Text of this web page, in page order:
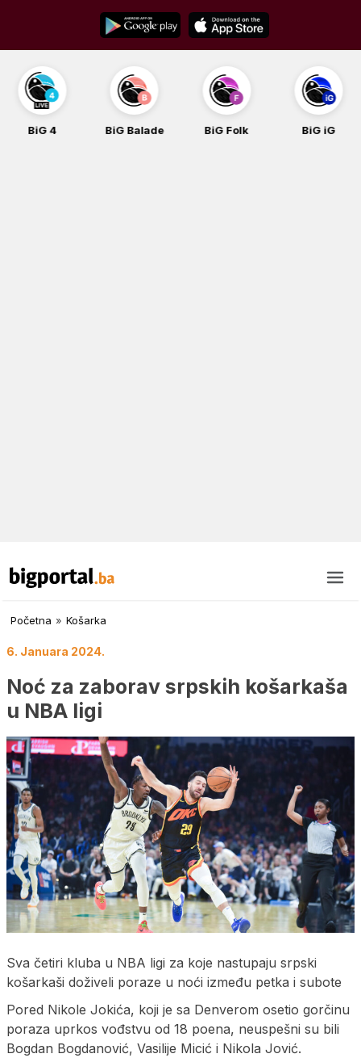
content
BiG 4 BiG Balade BiG Folk BiG iG
Početna » Košarka
6. Januara 2024.
Noć za zaborav srpskih košarkaša
u NBA ligi
Sva četiri kluba u NBA ligi za koje nastupaju srpski
košarkaši doživeli poraze u noći između petka i subote
Pored Nikole Jokića, koji je sa Denverom osetio gorčinu
poraza uprkos vođstvu od 18 poena, neuspešni su bili
Bogdan Bogdanović, Vasilije Micić i Nikola Jović.